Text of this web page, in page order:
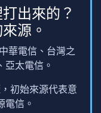
出來的？
源。
華電信、台灣之
亞太電信。
初始來源代表意
電信。